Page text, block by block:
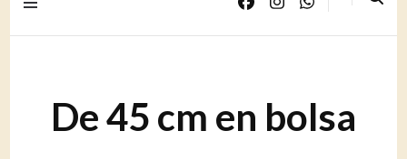
De 45 cm en bolsa